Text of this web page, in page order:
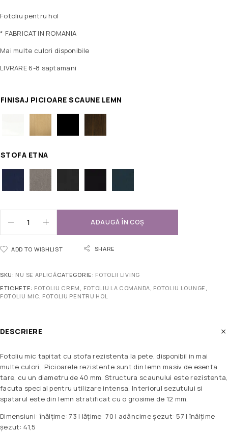
Fotoliu pentru hol
* FABRICAT IN ROMANIA
Mai multe culori disponibile
LIVRARE 6-8 saptamani
FINISAJ PICIOARE SCAUNE LEMN
STOFA ETNA
ADAUGĂ ÎN COȘ
ADD TO WISHLIST SHARE
SKU: NU SE APLICĂCATEGORIE: FOTOLII LIVING
ETICHETE: FOTOLIU CREM FOTOLIU LA COMANDA FOTOLIU LOUNGE
FOTOLIU MIC FOTOLIU PENTRU HOL
DESCRIERE
Fotoliu mic tapitat cu stofa rezistenta la pete, disponibil in mai
multe culori. Picioarele rezistente sunt din lemn masiv de esenta
tare, cu un diametru de 40 mm. Structura scaunului este rezistenta,
facuta special pentru utilizare intensa. Interiorul sezutului si
spatarul este din lemn stratificat cu o grosime de 12 mm.
Dimensiuni: înălțime: 73 | lățime: 70 | adâncime șezut: 57 | înălțime
șezut: 41,5